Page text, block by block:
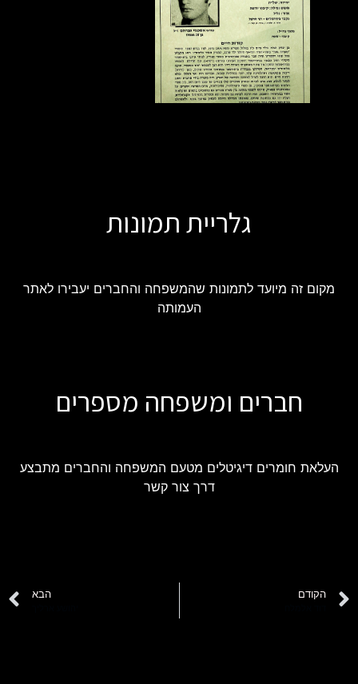
גלריית תמונות
מקום זה מיועד לתמונות שהמשפחה והחברים יעבירו לאתר
העמותה
חברים ומשפחה מספרים
העלאת חומרים דיגיטלים מטעם המשפחה והחברים מתבצע
דרך צור קשר
הקודם הבא